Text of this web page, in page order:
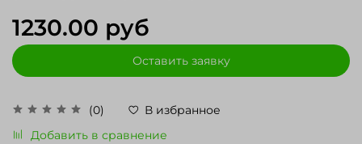
(0)
В избранное
Добавить в сравнение
1230.00 руб
Оставить заявку